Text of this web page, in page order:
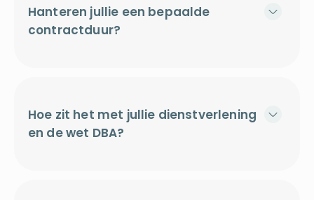
Hanteren jullie een bepaalde
contractduur?
Hoe zit het met jullie dienstverlening
en de wet DBA?